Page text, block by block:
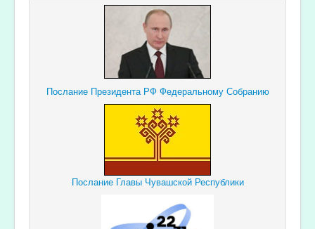
Послание Президента РФ Федеральному Собранию
Послание Главы Чувашской Республики